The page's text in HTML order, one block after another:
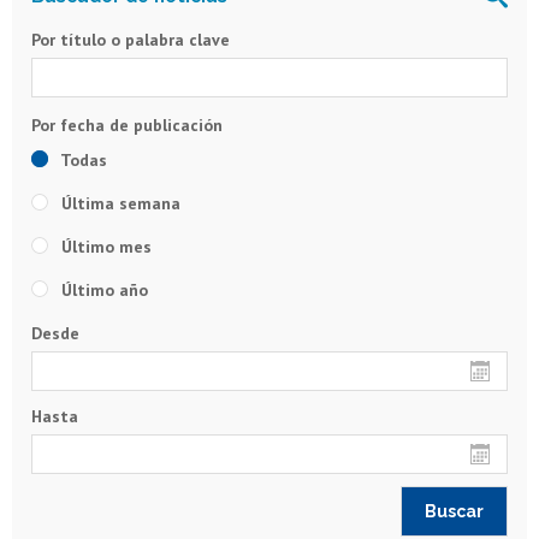
Por título o palabra clave
Todas
Última semana
Último mes
Último año
Desde
Hasta